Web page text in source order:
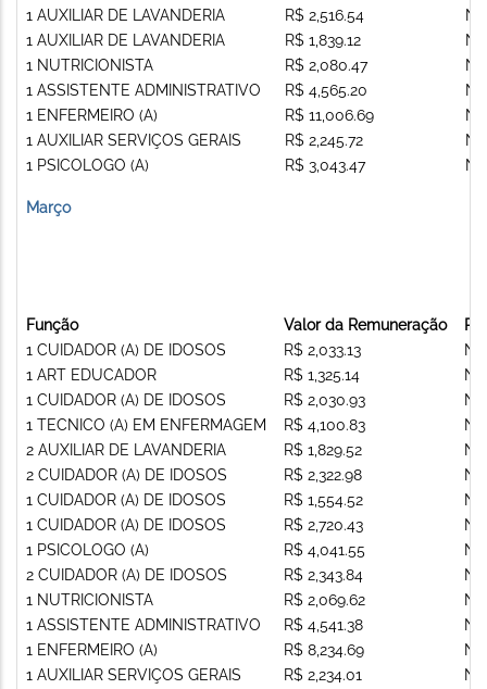
1 AUXILIAR DE LAVANDERIA
1 AUXILIAR DE LAVANDERIA
1 NUTRICIONISTA
1 ASSISTENTE ADMINISTRATIVO
1 ENFERMEIRO (A)
1 AUXILIAR SERVIÇOS GERAIS
1 PSICOLOGO (A)
R$ 2,516.54
R$ 1,839.12
R$ 2,080.47
R$ 4,565.20
R$ 11,006.69
R$ 2,245.72
R$ 3,043.47
Março
Função
1 CUIDADOR (A) DE IDOSOS
1 ART EDUCADOR
1 CUIDADOR (A) DE IDOSOS
1 TECNICO (A) EM ENFERMAGEM
2 AUXILIAR DE LAVANDERIA
2 CUIDADOR (A) DE IDOSOS
1 CUIDADOR (A) DE IDOSOS
1 CUIDADOR (A) DE IDOSOS
1 PSICOLOGO (A)
2 CUIDADOR (A) DE IDOSOS
1 NUTRICIONISTA
1 ASSISTENTE ADMINISTRATIVO
1 ENFERMEIRO (A)
1 AUXILIAR SERVIÇOS GERAIS
Valor da Remuneração
R$ 2,033.13
R$ 1,325.14
R$ 2,030.93
R$ 4,100.83
R$ 1,829.52
R$ 2,322.98
R$ 1,554.52
R$ 2,720.43
R$ 4,041.55
R$ 2,343.84
R$ 2,069.62
R$ 4,541.38
R$ 8,234.69
R$ 2,234.01